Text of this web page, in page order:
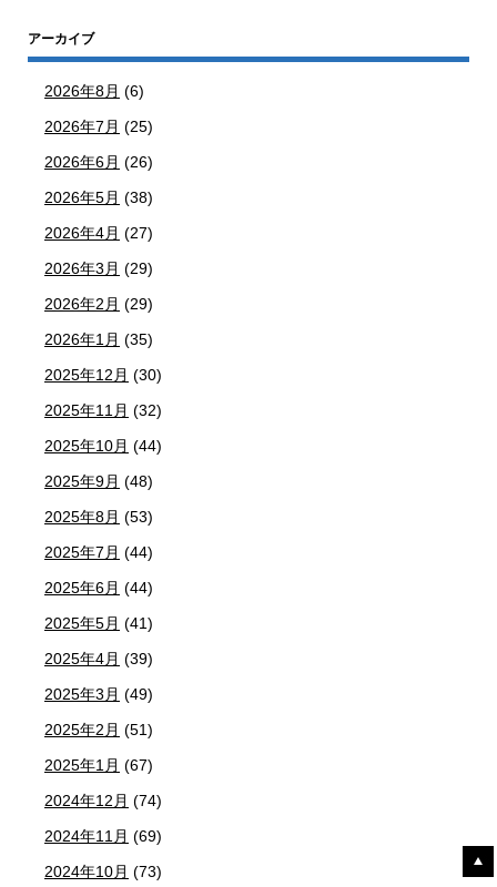
アーカイブ
2026年8月 (6)
2026年7月 (25)
2026年6月 (26)
2026年5月 (38)
2026年4月 (27)
2026年3月 (29)
2026年2月 (29)
2026年1月 (35)
2025年12月 (30)
2025年11月 (32)
2025年10月 (44)
2025年9月 (48)
2025年8月 (53)
2025年7月 (44)
2025年6月 (44)
2025年5月 (41)
2025年4月 (39)
2025年3月 (49)
2025年2月 (51)
2025年1月 (67)
2024年12月 (74)
2024年11月 (69)
2024年10月 (73)